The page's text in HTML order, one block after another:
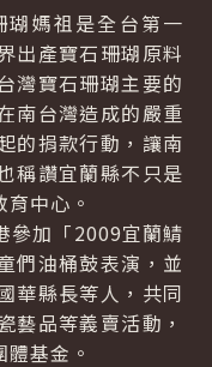
媽祖是全台第一
出產寶石珊瑚原料
灣寶石珊瑚主要的
南台灣造成的嚴重
的捐款行動，讓南
稱讚宜蘭縣不只是
中心。
加「2009宜蘭鯖
們油桶鼓表演，並
華縣長等人，共同
藝品等義賣活動，
基金。